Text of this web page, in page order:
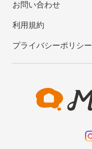
お問い合わせ
利用規約
プライバシーポリシー